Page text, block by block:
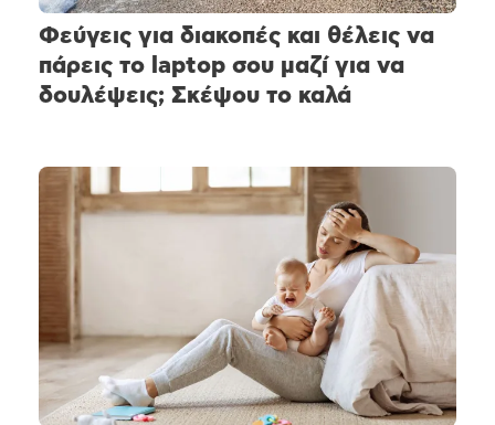
Φεύγεις για διακοπές και θέλεις να
πάρεις το laptop σου μαζί για να
δουλέψεις; Σκέψου το καλά